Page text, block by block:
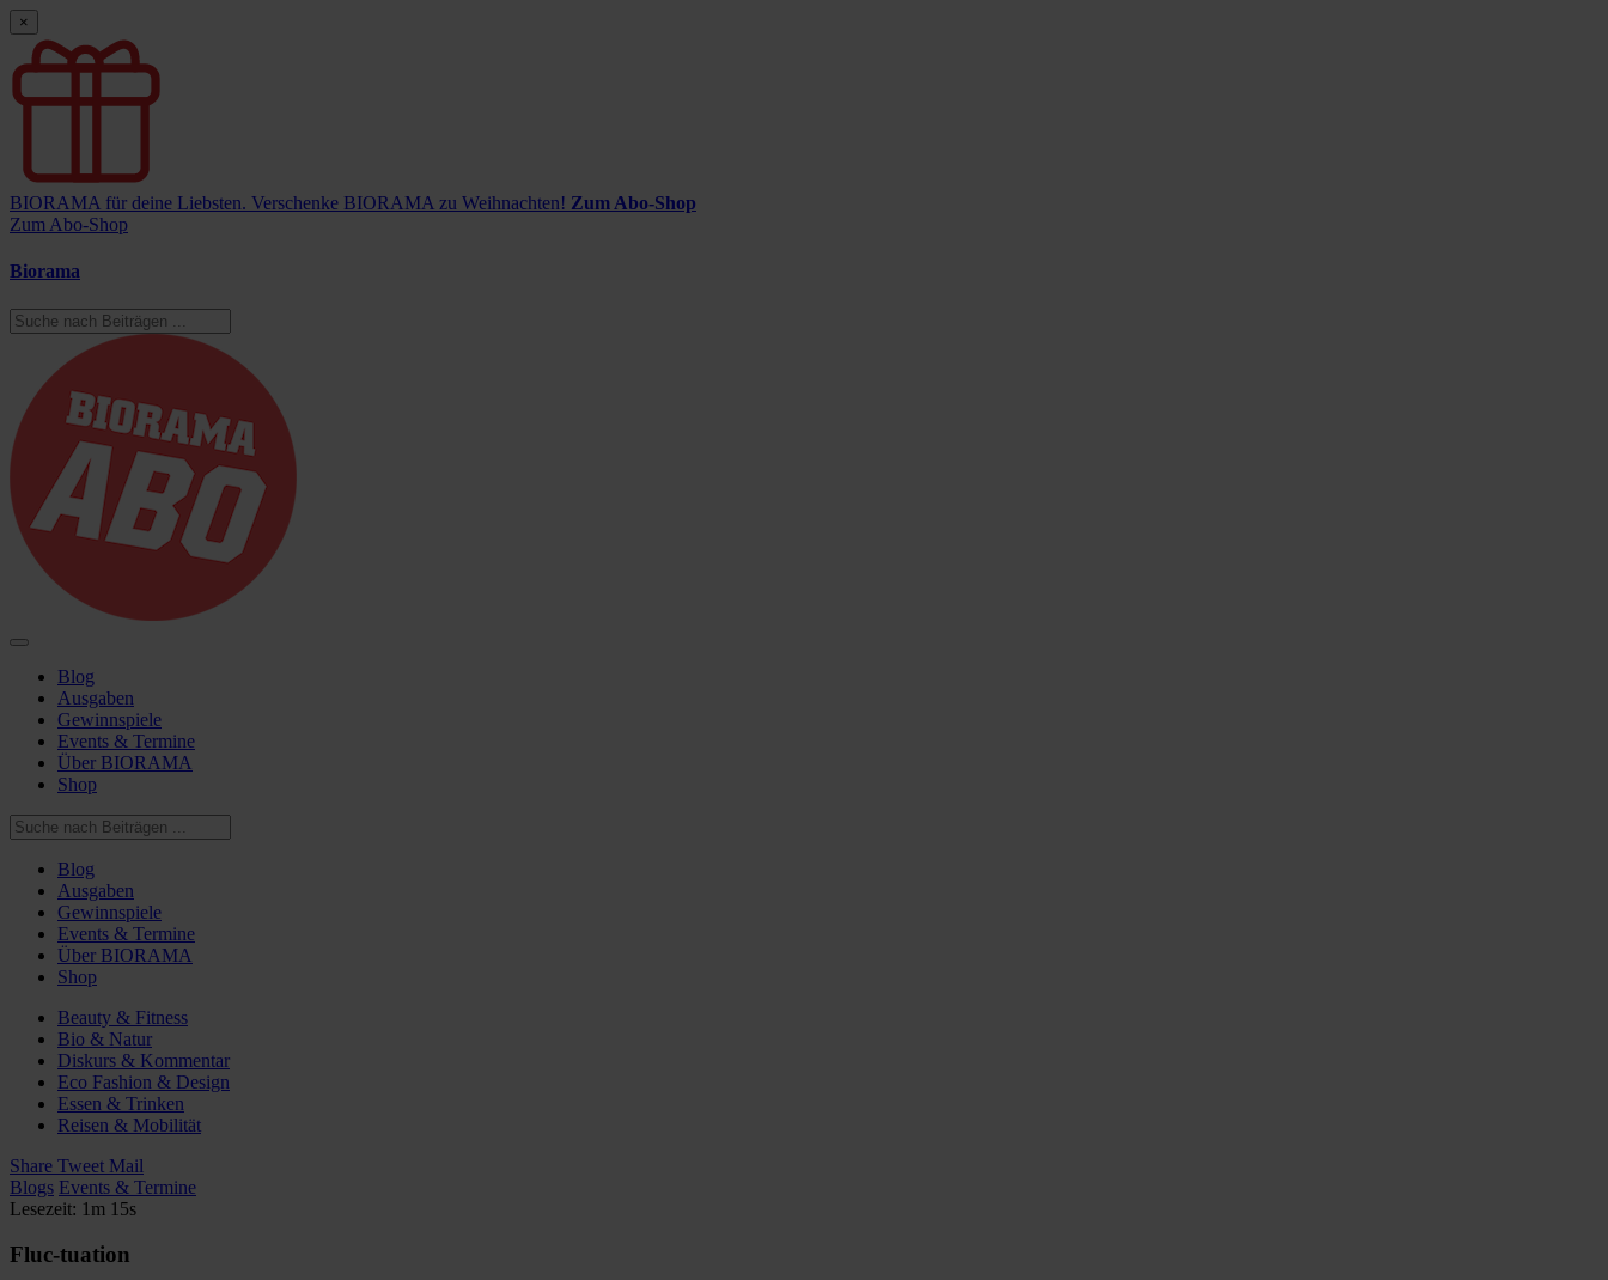
×
BIORAMA für deine Liebsten. Verschenke BIORAMA zu Weihnachten! Zum Abo-Shop
Zum Abo-Shop
Biorama
Blog
Ausgaben
Gewinnspiele
Events & Termine
Über BIORAMA
Shop
Blog
Ausgaben
Gewinnspiele
Events & Termine
Über BIORAMA
Shop
Beauty & Fitness
Bio & Natur
Diskurs & Kommentar
Eco Fashion & Design
Essen & Trinken
Reisen & Mobilität
Share Tweet Mail
Blogs Events & Termine
Lesezeit: 1m 15s
Fluc-tuation